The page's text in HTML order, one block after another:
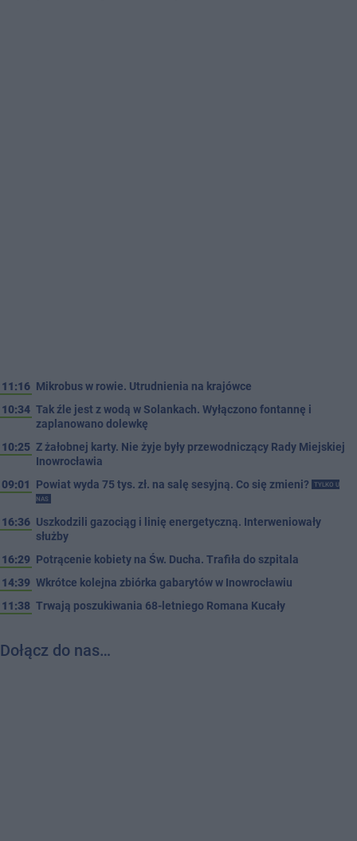
11:16 Mikrobus w rowie. Utrudnienia na krajówce
10:34 Tak źle jest z wodą w Solankach. Wyłączono fontannę i
zaplanowano dolewkę
10:25 Z żałobnej karty. Nie żyje były przewodniczący Rady Miejskiej
Inowrocławia
09:01
Powiat wyda 75 tys. zł. na salę sesyjną. Co się zmieni?
TYLKO U
NAS
16:36 Uszkodzili gazociąg i linię energetyczną. Interweniowały
służby
16:29 Potrącenie kobiety na Św. Ducha. Trafiła do szpitala
14:39 Wkrótce kolejna zbiórka gabarytów w Inowrocławiu
11:38 Trwają poszukiwania 68-letniego Romana Kucały
Dołącz do nas…